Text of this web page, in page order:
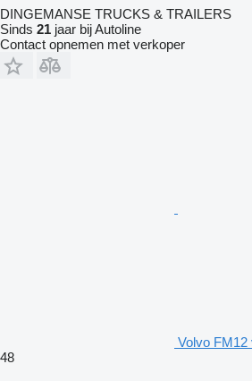
DINGEMANSE TRUCKS & TRAILERS
Sinds 21 jaar bij Autoline
Contact opnemen met verkoper
Volvo FM12
48